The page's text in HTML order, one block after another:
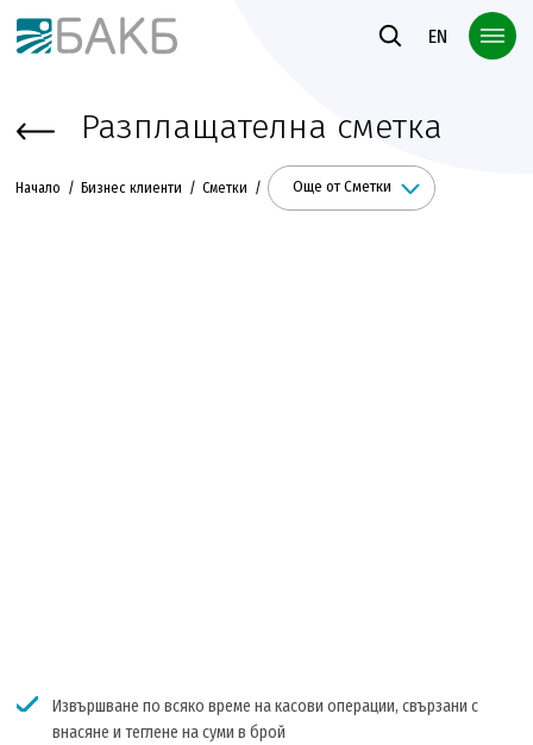
Към основното съдържание
EN
Разплащателна сметка
Начало Бизнес клиенти Сметки Още от Сметки
Извършване по всяко време на касови операции, свързани с
внасяне и теглене на суми в брой